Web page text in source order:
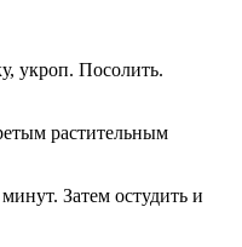
укроп. Посолить.
растительным
Затем остудить и